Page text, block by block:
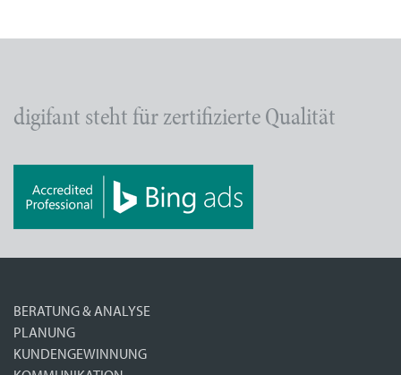
digifant steht für zertifizierte Qualität
BERATUNG & ANALYSE
PLANUNG
KUNDENGEWINNUNG